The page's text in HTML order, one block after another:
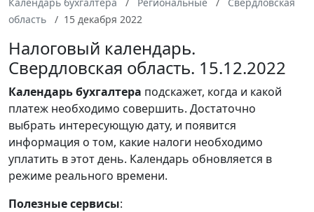
область
15 декабря 2022
Налоговый календарь.
Свердловская область. 15.12.2022
Календарьбухгалтера подскажет, когда и какой
платеж необходимо совершить. Достаточно
выбрать интересующую дату, и появится
информация о том, какие налоги необходимо
уплатить в этот день. Календарь обновляется в
режиме реального времени.
Полезные сервисы: